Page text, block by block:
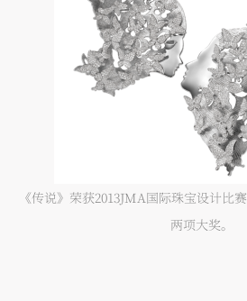
《传说》荣获2013JMA国际珠宝设计比
两项大奖。